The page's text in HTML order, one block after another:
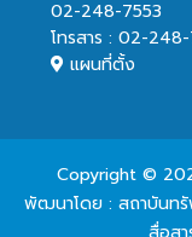
02-248-7553
โทรสาร : 02-
แผนที่ตั้ง
Copyright ©
พัฒนาโดย : สถาบันทรั